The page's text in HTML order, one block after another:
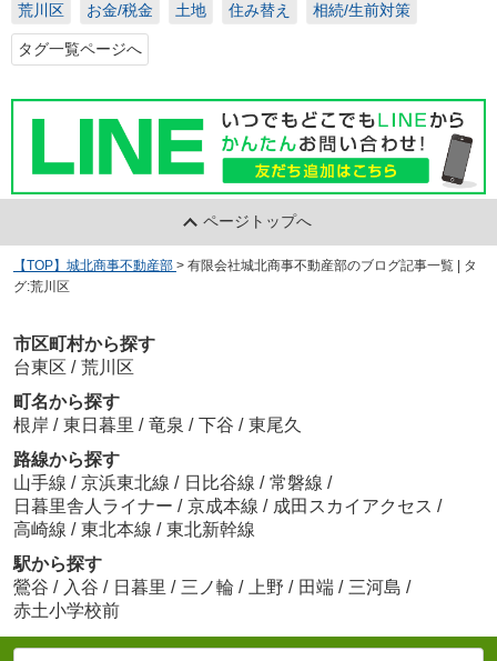
荒川区 お金/税金 土地 住み替え 相続/生前対策
タグ一覧ページへ
ページトップへ
【TOP】城北商事不動産部 > 有限会社城北商事不動産部のブログ記事一覧 | タ
グ:荒川区
市区町村から探す
台東区 / 荒川区
町名から探す
根岸 / 東日暮里 / 竜泉 / 下谷 / 東尾久
路線から探す
山手線 / 京浜東北線 / 日比谷線 / 常磐線 /
日暮里舎人ライナー / 京成本線 / 成田スカイアクセス /
高崎線 / 東北本線 / 東北新幹線
駅から探す
鶯谷 / 入谷 / 日暮里 / 三ノ輪 / 上野 / 田端 / 三河島 /
赤土小学校前